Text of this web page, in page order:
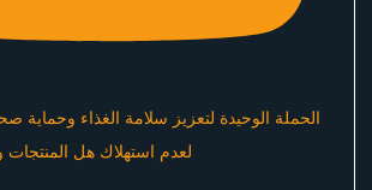
الحملة الوحيدة لتعزيز سلامة الغذاء وحماية
لعدم استهلاك هل